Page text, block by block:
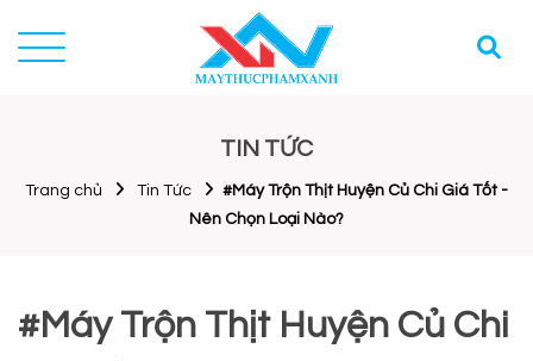
TIN TỨC
Trang chủ Tin Tức
#Máy Trộn Thịt Huyện Củ Chi Giá Tốt -
Nên Chọn Loại Nào?
#Máy Trộn Thịt Huyện Củ Chi